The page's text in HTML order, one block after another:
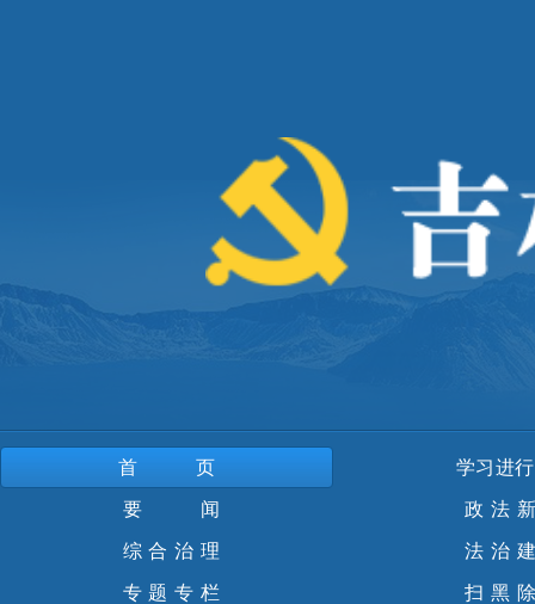
首页 学习进
要 闻 政法
综合治理 法治
专题专栏 扫黑